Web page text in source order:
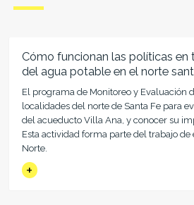
Cómo funcionan las políticas en
del agua potable en el norte
El programa de Monitoreo y Evaluación
localidades del norte de Santa Fe para
del acueducto Villa Ana, y conocer su
Esta actividad forma parte del trabajo
Norte.